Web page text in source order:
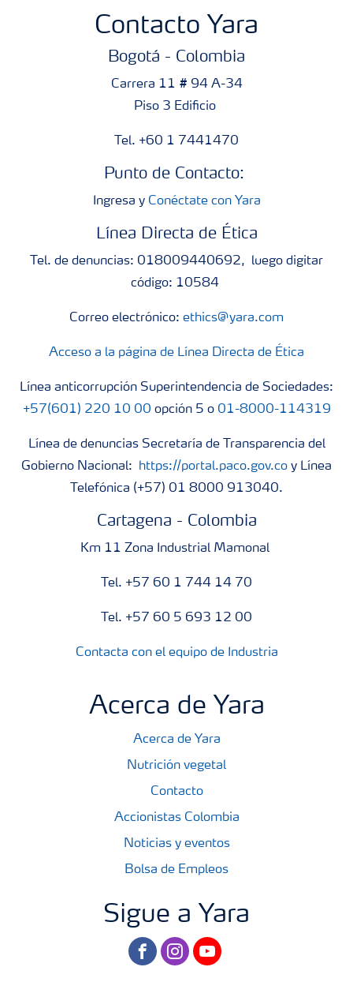
Contacto Yara
Bogotá - Colombia
Carrera 11 # 94 A-34
Piso 3 Edificio
Tel. +60 1 7441470
Punto de Contacto:
Ingresa y Conéctate con Yara
Línea Directa de Ética
Tel. de denuncias: 018009440692, luego digitar
código: 10584
Correo electrónico: ethics@yara.com
Acceso a la página de Línea Directa de Ética
Línea anticorrupción Superintendencia de Sociedades:
+57(601) 220 10 00 opción 5 o 01-8000-114319
Línea de denuncias Secretaría de Transparencia del
Gobierno Nacional:
https://portal.paco.gov.co y Línea
Telefónica (+57) 01 8000 913040.
Cartagena - Colombia
Km 11 Zona Industrial Mamonal
Tel. +57 60 1 744 14 70
Tel. +57 60 5 693 12 00
Contacta con el equipo de Industria
Acerca de Yara
Acerca de Yara
Nutrición vegetal
Contacto
Accionistas Colombia
Noticias y eventos
Bolsa de Empleos
Sigue a Yara
facebookinstagram
youtube